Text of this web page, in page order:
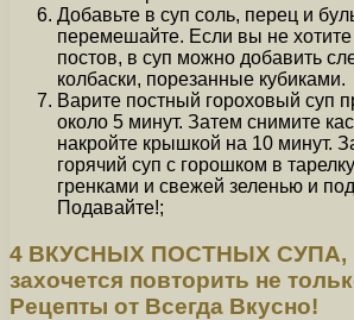
Добавьте в суп соль, перец и
перемешайте. Если вы не
постов, в суп можно добавить
колбаски, порезанные кубиками.
Варите постный гороховый суп
около 5 минут. Затем снимите
накройте крышкой на 10 минут.
горячий суп с горошком в
гренками и свежей зеленью и
Подавайте!;
4 ВКУСНЫХ ПОСТНЫХ СУПА,
захочется повторить не
Рецепты от Всегда Вкусно!